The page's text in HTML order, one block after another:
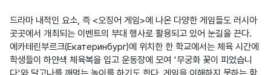
드라마 내적인 요소, 즉 <오징어 게임>에 나온 다양한 게임들도 러시아
곳곳에서 개최되는 이벤트의 부대 행사로 활용되고 있어 눈길을 끈다.
에카테린부르크(Екатеринбург)에 위치한 한 학교에서는 체육 시간에
학생들이 하얀색 체육복을 입고 운동장에 모여 '무궁화 꽃이 피었습니